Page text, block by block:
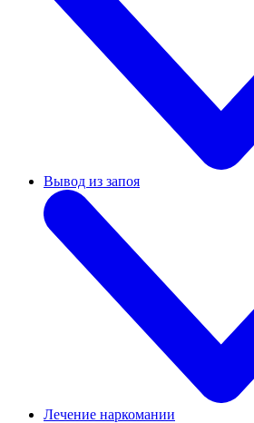
Вывод из запоя
Лечение наркомании